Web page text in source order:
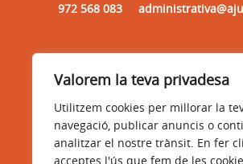
Valorem la teva privadesa
Utilitzem cookies per millorar la
navegació, publicar anuncis o
analitzar el nostre trànsit. En fer
acceptes l'ús que fem de les
972 568 083
HORARI : dilluns, dimarts,
a 13:30h
Avís legal Política de privacitat